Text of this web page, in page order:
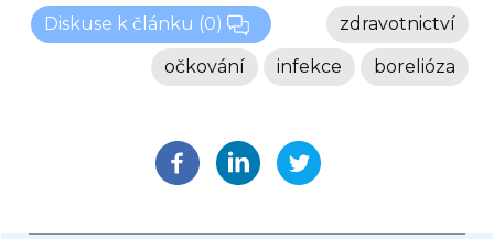
Diskuse k článku (0) zdravotnictví
borelióza
infekce
očkování